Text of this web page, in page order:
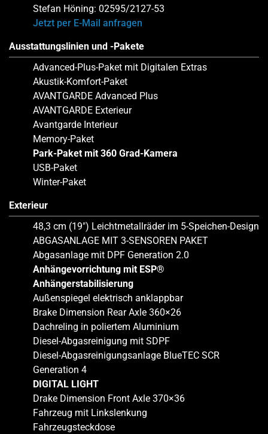
Stefan Höning: 02595/2127-53
Jetzt per E-Mail anfragen
Ausstattungslinien und -Pakete
Advanced-Plus-Paket mit Digitalen Extras
Akustik-Komfort-Paket
AVANTGARDE Advanced Plus
AVANTGARDE Exterieur
Avantgarde Interieur
Memory-Paket
Park-Paket mit 360 Grad-Kamera
USB-Paket
Winter-Paket
Exterieur
48,3 cm (19″) Leichtmetallräder im 5-Speichen-Design
ABGASANLAGE MIT 3-SENSOREN PAKET
Abgasanlage mit DPF Generation 2.0
Anhängevorrichtung mit ESP®
Anhängerstabilisierung
Außenspiegel elektrisch anklappbar
Brake Dimension Rear Axle 360×26
Dachreling in poliertem Aluminium
Diesel-Abgasreinigung mit SDPF
Diesel-Abgasreinigungsanlage BlueTEC SCR
Generation 4
DIGITAL LIGHT
Drake Dimension Front Axle 370×36
Fahrzeug mit Linkslenkung
Fahrzeugsteckdose